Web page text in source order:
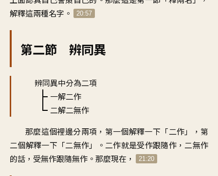
解釋這兩種名字。
20:57
第二節 辨同異
辨同異中分為二項
一解二作
二解二無作
那麼這個裡邊分兩項，第一個解釋一下「二作」，第
二個解釋一下「二無作」。二作就是受作跟隨作，二無作
的話，受無作跟隨無作。那麼現在，
21:20